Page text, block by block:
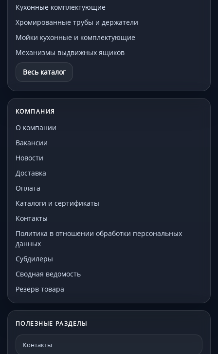
Кухонные комплектующие
Хромированные трубы и держатели
Мойки кухонные и комплектующие
Механизмы выдвижных ящиков
Весь каталог
КОМПАНИЯ
О компании
Вакансии
Новости
Доставка
Оплата
Каталоги и сертификаты
Контакты
Политика в отношении обработки персональных
данных
Субдилеры
Сводная ведомость
Резерв товара
ПОЛЕЗНЫЕ РАЗДЕЛЫ
Контакты